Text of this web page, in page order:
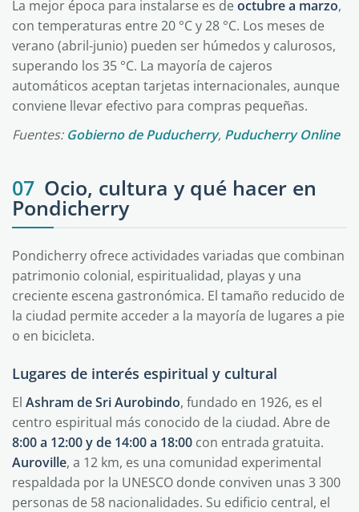
La mejor época para instalarse es deoctubre a marzo,
con temperaturas entre 20 °C y 28 °C. Los meses de
verano (abril-junio) pueden ser húmedos y calurosos,
superando los 35 °C. La mayoría de cajeros
automáticos aceptan tarjetas internacionales, aunque
conviene llevar efectivo para compras pequeñas.
Fuentes: Gobierno de Puducherry, Puducherry Online
07 Ocio, cultura y qué hacer en
Pondicherry
Pondicherry ofrece actividades variadas que combinan
patrimonio colonial, espiritualidad, playas y una
creciente escena gastronómica. El tamaño reducido de
la ciudad permite acceder a la mayoría de lugares a pie
o en bicicleta.
Lugares de interés espiritual y cultural
El Ashram de Sri Aurobindo, fundado en 1926, es el
centro espiritual más conocido de la ciudad. Abre de
8:00 a 12:00 y de 14:00 a 18:00 con entrada gratuita.
Auroville, a 12 km, es una comunidad experimental
respaldada por la UNESCO donde conviven unas 3 300
personas de 58 nacionalidades. Su edificio central, el